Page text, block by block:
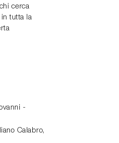
cerca
tutta la
-
Calabro,